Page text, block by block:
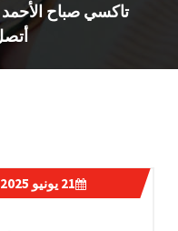
تاكسي صباح الأحمد
21يونيو 2025